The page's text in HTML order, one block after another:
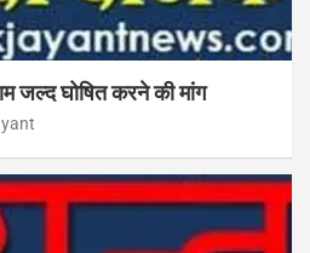
जल्द घोषित करने की मांग